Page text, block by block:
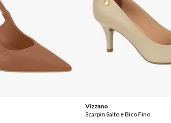
Vizzano
Scarpin Salto e Bico Fino